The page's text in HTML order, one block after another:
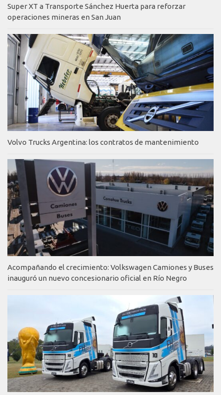
Super XT a Transporte Sánchez Huerta para reforzar
operaciones mineras en San Juan
Volvo Trucks Argentina: los contratos de mantenimiento
Acompañando el crecimiento: Volkswagen Camiones y Buses
inauguró un nuevo concesionario oficial en Río Negro